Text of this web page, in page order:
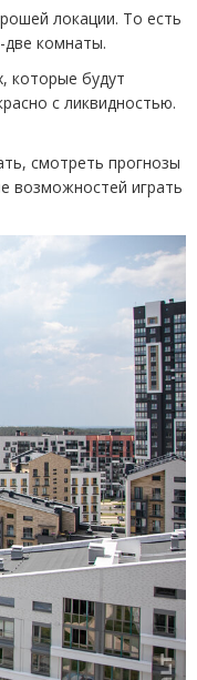
локации. То есть
две комнаты.
которые будут
с ликвидностью.
смотреть прогнозы
возможностей играть